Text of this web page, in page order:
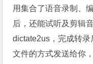
用集合了语音录制、
后，还能试听及剪辑
dictate2us，完成转
文件的方式发送给你